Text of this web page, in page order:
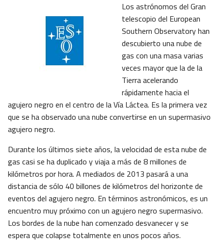
Los astrónomos del Gran
telescopio del European
Southern Observatory han
descubierto una nube de
gas con una masa varias
veces mayor que la de la
Tierra acelerando
rápidamente hacia el
agujero negro en el centro de la Vía Láctea. Es la primera vez
que se ha observado una nube convertirse en un supermasivo
agujero negro.
Durante los últimos siete años, la velocidad de esta nube de
gas casi se ha duplicado y viaja a más de 8 millones de
kilómetros por hora. A mediados de 2013 pasará a una
distancia de sólo 40 billones de kilómetros del horizonte de
eventos del agujero negro. En términos astronómicos, es un
encuentro muy próximo con un agujero negro supermasivo.
Los bordes de la nube han comenzado desvanecer y se
espera que colapse totalmente en unos pocos años.